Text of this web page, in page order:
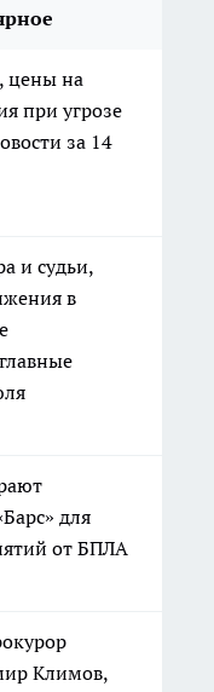
цены на
при угрозе
за 14
и судьи,
в
для
от БПЛА
Климов,